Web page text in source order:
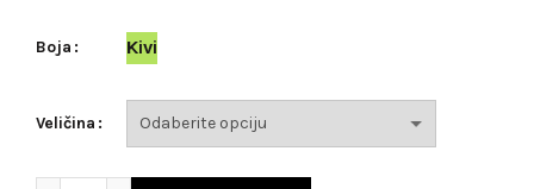
Boja Kivi
Veličina